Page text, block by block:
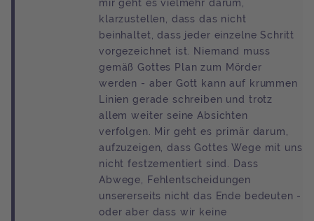
mir geht es vielmehr darum,
klarzustellen, dass das nicht
beinhaltet, dass jeder einzelne Schritt
vorgezeichnet ist. Niemand muss
gemäß Gottes Plan zum Mörder
werden - aber Gott kann auf krummen
Linien gerade schreiben und trotz
allem weiter seine Absichten
verfolgen. Mir geht es primär darum,
aufzuzeigen, dass Gottes Wege mit uns
nicht festzementiert sind. Dass
Abwege, Fehlentscheidungen
unsererseits nicht das Ende bedeuten -
oder aber dass wir keine